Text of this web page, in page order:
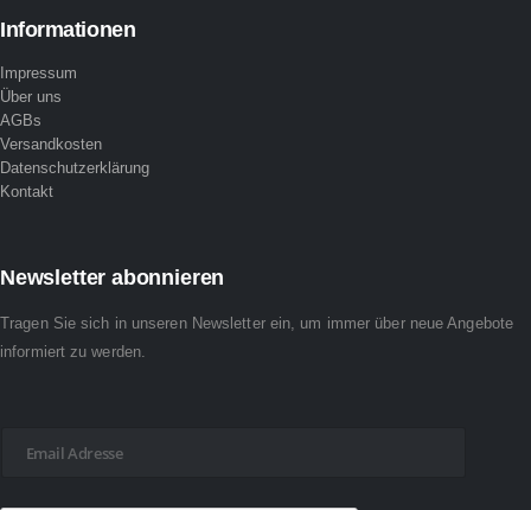
Informationen
Impressum
Über uns
AGBs
Versandkosten
Datenschutzerklärung
Kontakt
Newsletter abonnieren
Tragen Sie sich in unseren Newsletter ein, um immer über neue Angebote
informiert zu werden.
a